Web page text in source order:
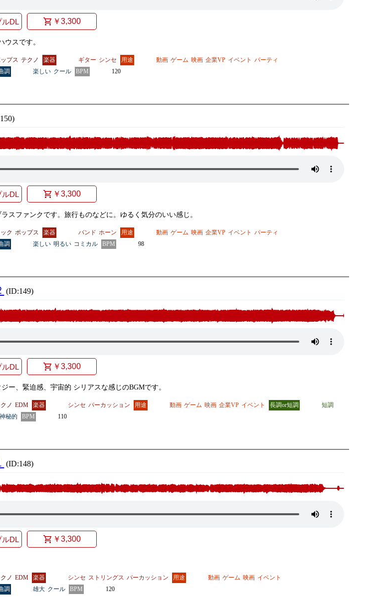
ルDL ￥3,300
ウスです。
プス テクノ 楽器 ギター シンセ 用途 動画 ゲーム 映画 企業VP イベント パーティ
調 楽しい クール BPM 120
ルDL ￥3,300
スファンクです。旅行ものなどに。ゆるく気分のいい感じ。
ク ポップス 楽器 バンド ホーン 用途 動画 ゲーム 映画 企業VP イベント パーティ
調 楽しい 明るい コミカル BPM 98
(ID:149)
ルDL ￥3,300
ー、緊迫感、宇宙的 シリアスな感じのBGMです。
ノ EDM 楽器 シンセ パーカッション 用途 動画 ゲーム 映画 企業VP イベント 長調or短調
短調
神秘的 BPM 110
(ID:148)
ルDL ￥3,300
ノ EDM 楽器 シンセ ストリングス パーカッション 用途 動画 ゲーム 映画 イベント
調 雄大 クール BPM 120